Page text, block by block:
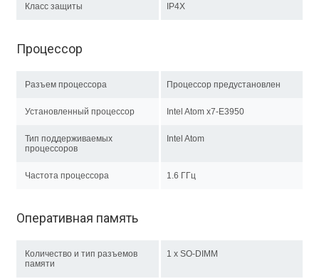
Класс защиты IP4X
Процессор
Разъем процессора Процессор предустановлен
Установленный процессор Intel Atom x7-E3950
Тип поддерживаемых
процессоров
Intel Atom
Частота процессора 1.6 ГГц
Оперативная память
Количество и тип разъемов
памяти
1 x SO-DIMM